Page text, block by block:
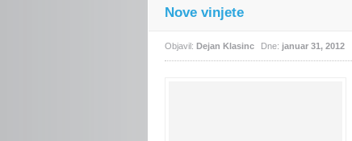
Nove vinjete
Objavil: Dejan Klasinc Dne: januar 31, 2012